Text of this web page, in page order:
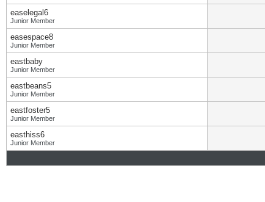
easelegal6
Junior Member
easespace8
Junior Member
eastbaby
Junior Member
eastbeans5
Junior Member
eastfoster5
Junior Member
easthiss6
Junior Member